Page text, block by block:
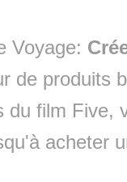
Voyage:
de produits
du film Five,
acheter